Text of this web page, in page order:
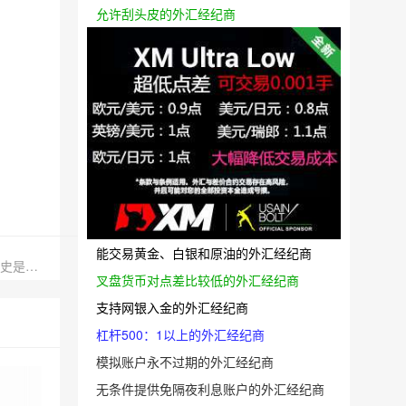
下一篇：美国第三轮紧急经济救助计划将再次进行投票，历史是否会重演
允许刮头皮的外汇经纪商
能交易黄金、白银和原油的外汇经纪商
叉盘货币对点差比较低的外汇经纪商
支持网银入金的外汇经纪商
杠杆500：1以上的外汇经纪商
模拟账户永不过期的外汇经纪商
无条件提供免隔夜利息账户的外汇经纪商